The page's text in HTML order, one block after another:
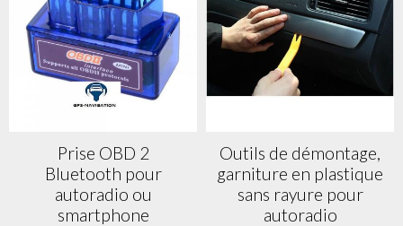
Prise OBD 2
Bluetooth pour
autoradio ou
smartphone
Outils de démontage,
garniture en plastique
sans rayure pour
autoradio